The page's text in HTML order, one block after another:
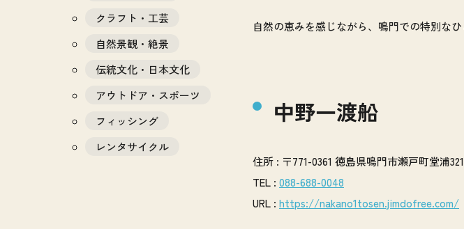
クラフト・工芸
自然景観・絶景
伝統文化・日本文化
アウトドア・スポーツ
フィッシング
レンタサイクル
自然の恵みを感じながら、鳴門での特別な
中野一渡船
住所 : 〒771-0361 徳島県鳴門市瀬戸町堂浦
TEL : 088-688-0048
URL : https://nakano1tosen.jimdofree.com/